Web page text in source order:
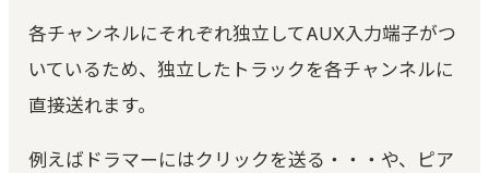
各チャンネルにそれぞれ独立してAUX入力端子がつ
いているため、独立したトラックを各チャンネルに
直接送れます。
例えばドラマーにはクリックを送る・・・や、ピア